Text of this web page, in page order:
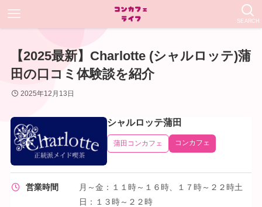
SEARCH
【2025最新】Charlotte (シャルロッテ)蒲
田の口コミ体験談を紹介
2025年12月13日
シャルロッテ蒲田
蒲田コンカフェ コンカフェ
営業時間
月～金：１１時～１６時、１７時～２２時土
日：１３時～２２時